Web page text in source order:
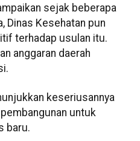
sejak beberapa
Dinas Kesehatan pun
terhadap usulan itu.
anggaran daerah
keseriusannya
untuk
baru.